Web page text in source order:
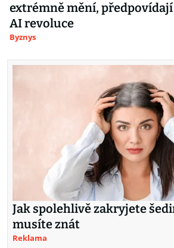
extrémně mění,
AI revoluce
Byznys
Jak spolehlivě zakryjete
musíte znát
Reklama